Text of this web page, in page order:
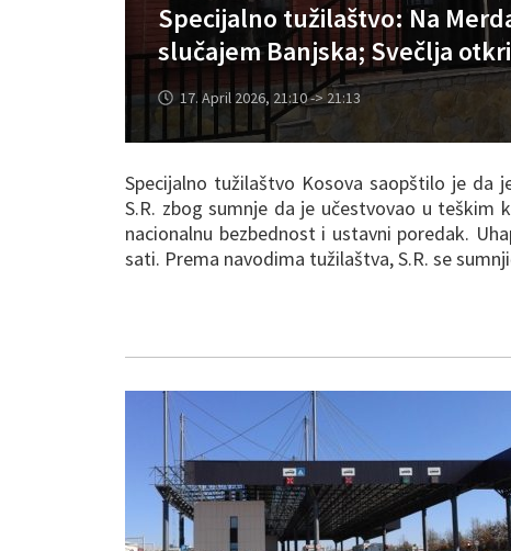
Specijalno tužilaštvo: Na
slučajem Banjska; Svečlja
17. April 2026, 21:10 -> 21:13
Specijalno tužilaštvo Kosova saopštilo je da
S.R. zbog sumnje da je učestvovao u teškim
nacionalnu bezbednost i ustavni poredak.
sati. Prema navodima tužilaštva, S.R. se